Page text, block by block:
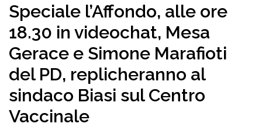
Speciale l’Affondo, alle ore
18.30 in videochat, Mesa
Gerace e Simone Marafioti
del PD, replicheranno al
sindaco Biasi sul Centro
Vaccinale